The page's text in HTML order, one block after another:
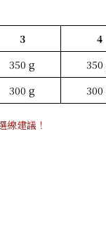
3 4
350 g 350
300 g 300
線建議！